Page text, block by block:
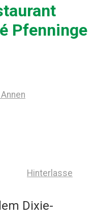
Pfenninge
Hinterlasse
Dixie-